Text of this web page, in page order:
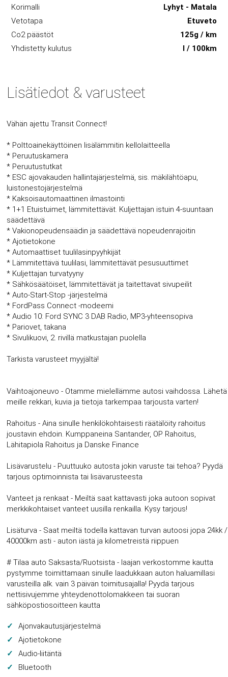
Korimalli
Lyhyt - Matala
Vetotapa
Etuveto
Co2 päästöt
125g / km
Yhdistetty kulutus
l / 100km
Lisätiedot & varusteet
Vähän ajettu Transit Connect!
* Polttoainekäyttöinen lisälämmitin kellolaitteella
* Peruutuskamera
* Peruutustutkat
* ESC ajovakauden hallintajärjestelmä, sis. mäkilähtöapu,
luistonestojärjestelmä
* Kaksoisautomaattinen ilmastointi
* 1+1 Etuistuimet, lämmitettävät. Kuljettajan istuin 4-suuntaan
säädettävä
* Vakionopeudensäädin ja säädettävä nopeudenrajoitin
* Ajotietokone
* Automaattiset tuulilasinpyyhkijät
* Lämmitettävä tuulilasi, lämmitettävät pesusuuttimet
* Kuljettajan turvatyyny
* Sähkösäätöiset, lämmitettävät ja taitettavat sivupeilit
* Auto-Start-Stop -järjestelmä
* FordPass Connect -modeemi
* Audio 10: Ford SYNC 3 DAB Radio, MP3-yhteensopiva
* Pariovet, takana
* Sivulikuovi, 2. rivillä matkustajan puolella
Tarkista varusteet myyjältä!
Vaihtoajoneuvo - Otamme mielellämme autosi vaihdossa. Lähetä
meille rekkari, kuvia ja tietoja tarkempaa tarjousta varten!
Rahoitus - Aina sinulle henkilökohtaisesti räätälöity rahoitus
joustavin ehdoin. Kumppaneina Santander, OP Rahoitus,
Lähitapiola Rahoitus ja Danske Finance
Lisävarustelu - Puuttuuko autosta jokin varuste tai tehoa? Pyydä
tarjous optimoinnista tai lisävarusteesta
Vanteet ja renkaat - Meiltä saat kattavasti joka autoon sopivat
merkkikohtaiset vanteet uusilla renkailla. Kysy tarjous!
Lisäturva - Saat meiltä todella kattavan turvan autoosi jopa 24kk /
40000km asti - auton iästä ja kilometreistä riippuen
# Tilaa auto Saksasta/Ruotsista - laajan verkostomme kautta
pystymme toimittamaan sinulle laadukkaan auton haluamillasi
varusteilla alk. vain 3 päivän toimitusajalla! Pyydä tarjous
nettisivujemme yhteydenottolomakkeen tai suoran
sähköpostiosoitteen kautta
Ajonvakautusjärjestelmä
Ajotietokone
Audio-liitäntä
Bluetooth